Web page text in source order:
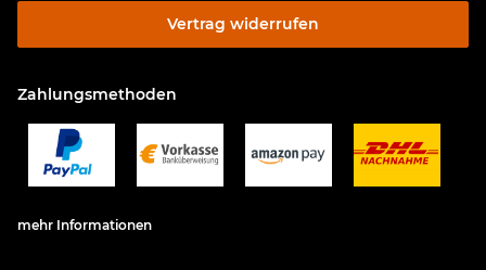
Vertrag widerrufen
Zahlungsmethoden
mehr Informationen